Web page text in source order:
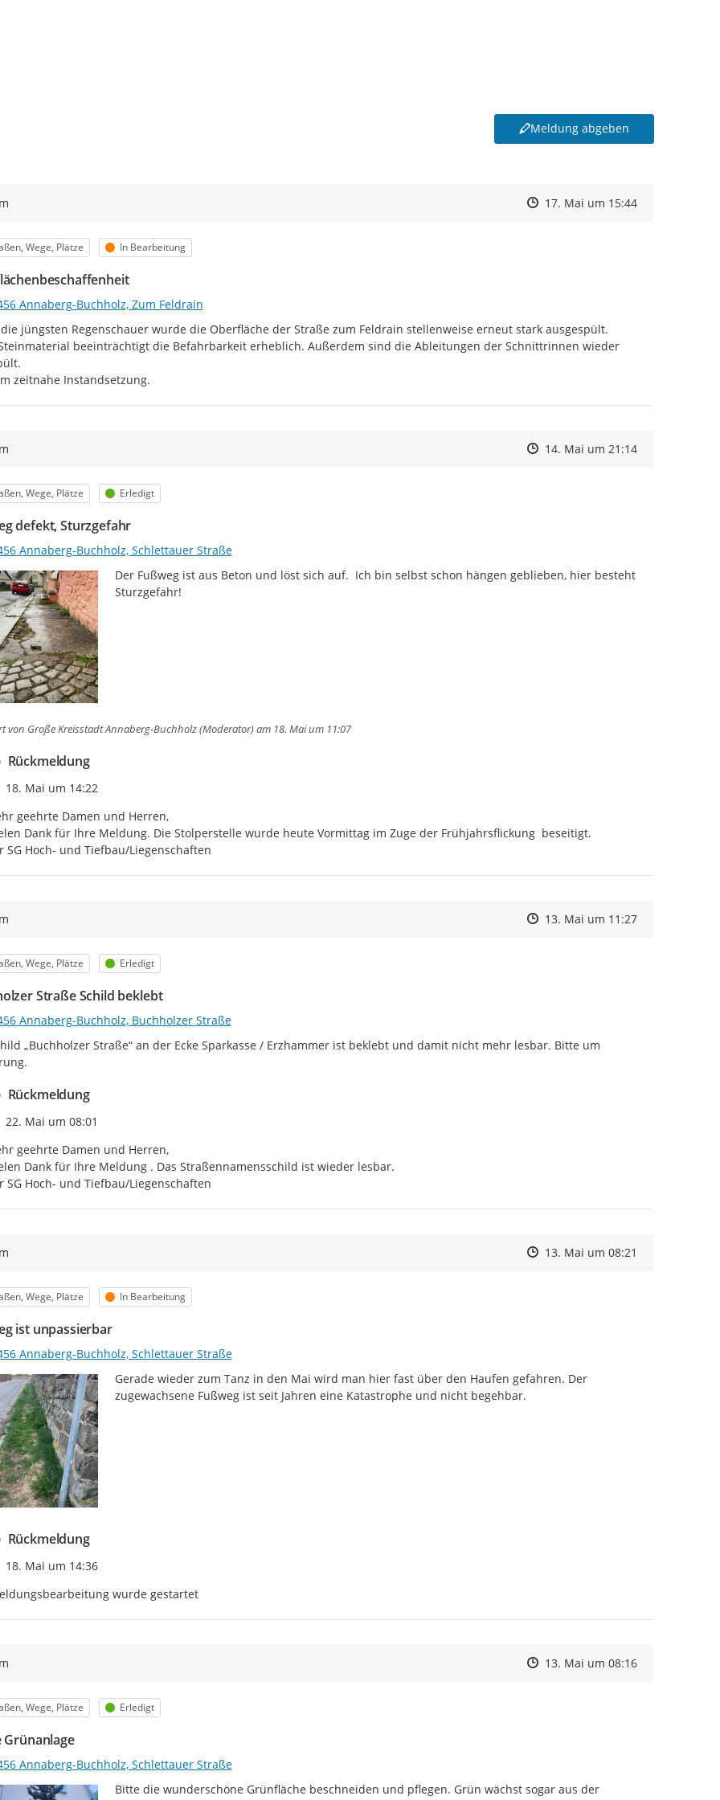
Meldung abgeben
Zeitpunkt des Erstellens
Zeitpunkt des Erstellens
17. Mai um 15:44Zur Äußerung
Wege, Plätze Status
In Bearbeitung
Annaberg-Buchholz, Zum Feldrain
jüngsten Regenschauer wurde die Oberfläche der Straße zum Feldrain stellenweise erneut stark ausgespült.
beeinträchtigt die Befahrbarkeit erheblich. Außerdem sind die Ableitungen der Schnittrinnen wieder
zeitnahe Instandsetzung.
Zeitpunkt des Erstellens
Zeitpunkt des Erstellens
14. Mai um 21:14Zur Äußerung
Wege, Plätze Status
Erledigt
defekt, Sturzgefahr
Annaberg-Buchholz, Schlettauer Straße
Der Fußweg ist aus Beton und löst sich auf.  Ich bin selbst schon hängen geblieben, hier besteht
Sturzgefahr!
von Große Kreisstadt Annaberg-Buchholz (Moderator)am 18. Mai um 11:07
Rückmeldung
Zeitpunkt des Erstellens
18. Mai um 14:22
geehrte Damen und Herren,
Dank für Ihre Meldung. Die Stolperstelle wurde heute Vormittag im Zuge der Frühjahrsflickung  beseitigt.
SG Hoch- und Tiefbau/Liegenschaften
Zeitpunkt des Erstellens
Zeitpunkt des Erstellens
13. Mai um 11:27Zur Äußerung
Wege, Plätze Status
Erledigt
Straße Schild beklebt
Annaberg-Buchholz, Buchholzer Straße
„Buchholzer Straße“ an der Ecke Sparkasse / Erzhammer ist beklebt und damit nicht mehr lesbar. Bitte um
Rückmeldung
Zeitpunkt des Erstellens
22. Mai um 08:01
geehrte Damen und Herren,
Dank für Ihre Meldung . Das Straßennamensschild ist wieder lesbar.
SG Hoch- und Tiefbau/Liegenschaften
Zeitpunkt des Erstellens
Zeitpunkt des Erstellens
13. Mai um 08:21
Wege, Plätze Status
In Bearbeitung
ist unpassierbar
Annaberg-Buchholz, Schlettauer Straße
Gerade wieder zum Tanz in den Mai wird man hier fast über den Haufen gefahren. Der
zugewachsene Fußweg ist seit Jahren eine Katastrophe und nicht begehbar.
Rückmeldung
Zeitpunkt des Erstellens
18. Mai um 14:36
wurde gestartet
Zeitpunkt des Erstellens
Zeitpunkt des Erstellens
13. Mai um 08:16Zur Äußerung
Wege, Plätze Status
Erledigt
Grünanlage
Annaberg-Buchholz, Schlettauer Straße
Bitte die wunderschöne Grünfläche beschneiden und pflegen. Grün wächst sogar aus der